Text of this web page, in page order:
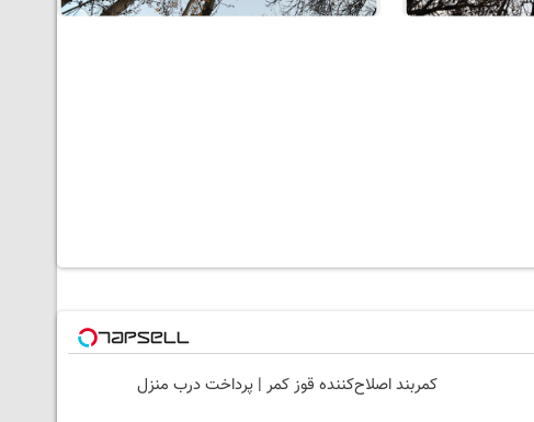
کمربند اصلاح‌کننده قوز کمر | پرداخت درب منزل